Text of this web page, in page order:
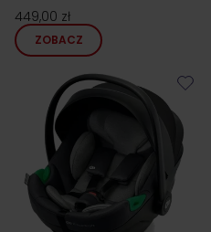
449,00 zł
ZOBACZ